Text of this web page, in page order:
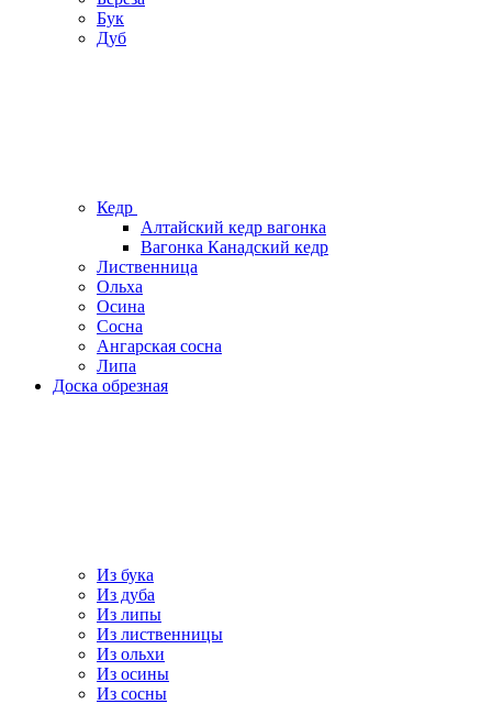
Бук
Дуб
Кедр
Алтайский кедр вагонка
Вагонка Канадский кедр
Лиственница
Ольха
Осина
Сосна
Ангарская сосна
Липа
Доска обрезная
Из бука
Из дуба
Из липы
Из лиственницы
Из ольхи
Из осины
Из сосны